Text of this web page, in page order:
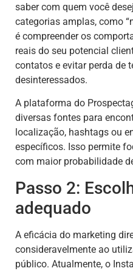
saber com quem você
categorias amplas, como
é compreender os
reais do seu potencial
contatos e evitar perda de
desinteressados.
A plataforma do
diversas fontes para
localização, hashtags ou
específicos. Isso permite
com maior probabilidade
Passo 2:
adequado
A eficácia do marketing
consideravelmente ao
público. Atualmente, o